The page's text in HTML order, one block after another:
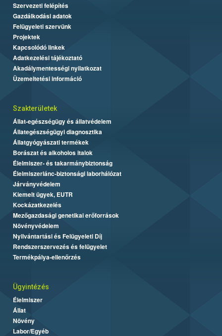
Szervezeti felépítés
Gazdálkodási adatok
Felügyeleti szervünk
Projektek
Kapcsolódó linkek
Adatkezelési tájékoztató
Akadálymentességi nyilatkozat
Üzemeltetési információ
Szakterületek
Állat-egészségügy és állatvédelem
Állategészségügyi diagnosztika
Állatgyógyászati termékek
Borászat és alkoholos italok
Élelmiszer- és takarmánybiztonság
Élelmiszerlánc-biztonsági laborhálózat
Járványvédelem
Kiemelt ügyek, EUTR
Kockázatkezelés
Mezőgazdasági genetikai erőforrások
Növényvédelem
Nyilvántartási és Felügyeleti Díj
Rendszerszervezés és felügyelet
Termékpálya-ellenőrzés
Ügyintézés
Élelmiszer
Állat
Növény
Labor/Egyéb